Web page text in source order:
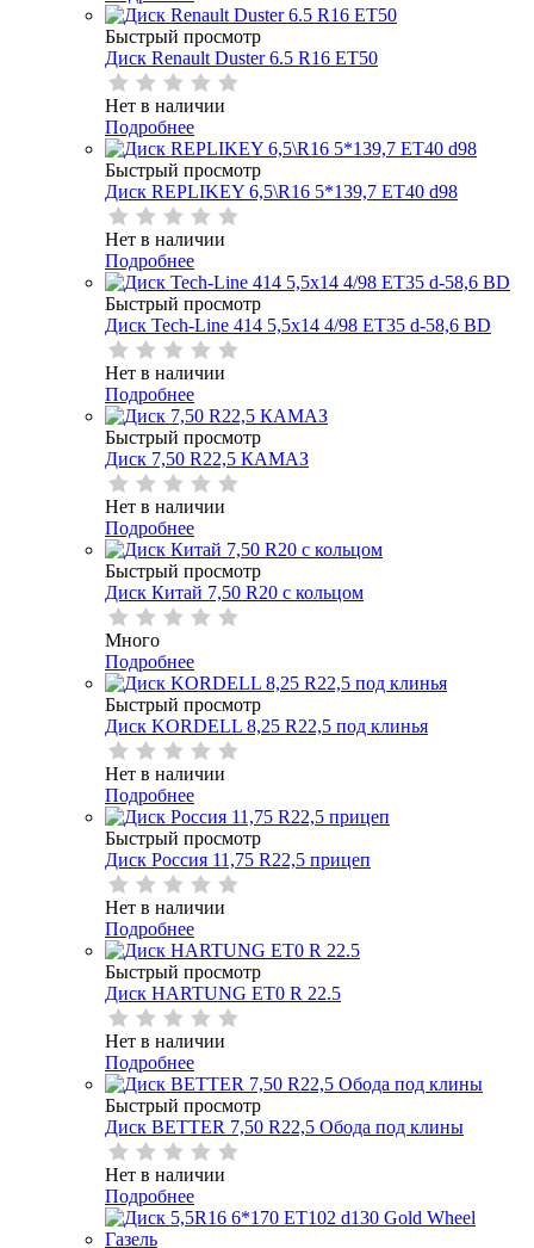
Быстрый просмотр
Диск Renault Duster 6.5 R16 ET50
Нет в наличии
Подробнее
Быстрый просмотр
Диск RЕPLIKEY 6,5\R16 5*139,7 ET40 d98
Нет в наличии
Подробнее
Быстрый просмотр
Диск Tech-Line 414 5,5х14 4/98 ET35 d-58,6 BD
Нет в наличии
Подробнее
Быстрый просмотр
Диск 7,50 R22,5 КАМАЗ
Нет в наличии
Подробнее
Быстрый просмотр
Диск Китай 7,50 R20 с кольцом
Много
Подробнее
Быстрый просмотр
Диск KORDELL 8,25 R22,5 под клинья
Нет в наличии
Подробнее
Быстрый просмотр
Диск Россия 11,75 R22,5 прицеп
Нет в наличии
Подробнее
Быстрый просмотр
Диск HARTUNG ET0 R 22.5
Нет в наличии
Подробнее
Быстрый просмотр
Диск BETTER 7,50 R22,5 Обода под клины
Нет в наличии
Подробнее